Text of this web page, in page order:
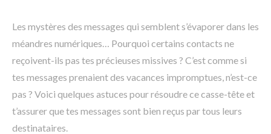
Les mystères des messages qui semblent s’évaporer dans les
méandres numériques… Pourquoi certains contacts ne
reçoivent-ils pas tes précieuses missives ? C’est comme si
tes messages prenaient des vacances impromptues, n’est-ce
pas ? Voici quelques astuces pour résoudre ce casse-tête et
t’assurer que tes messages sont bien reçus par tous leurs
destinataires.